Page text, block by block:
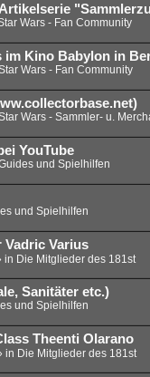
Wars - Fan Community
im Kino Babylon in
Wars - Fan Community
Wars - Sammler- u.
YouTube
und Spielhilfen
und Spielhilfen
Vadric Varius
in Die Mitglieder des 181st
Sanitäter etc.)
und Spielhilfen
Theenti Olarano
in Die Mitglieder des 181st